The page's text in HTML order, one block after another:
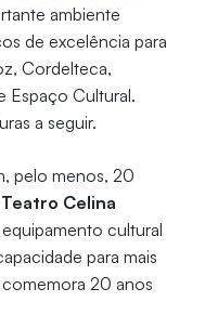
ambiente
de excelência para
Cordelteca,
Espaço Cultural.
a seguir.
pelo menos, 20
Teatro Celina
cultural
para mais
20 anos